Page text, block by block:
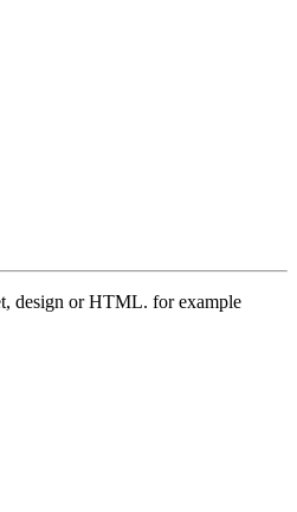
design or HTML. for example